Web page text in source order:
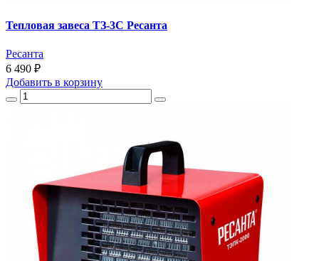
Тепловая завеса ТЗ-3С Ресанта
Ресанта
6 490 ₽
Добавить в корзину